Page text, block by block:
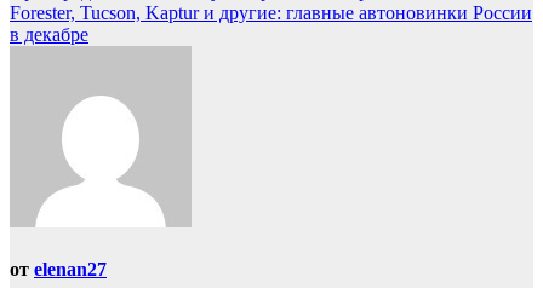
по
Forester, Tucson, Kaptur и другие: главные автоновинки России
в декабре
от elenan27